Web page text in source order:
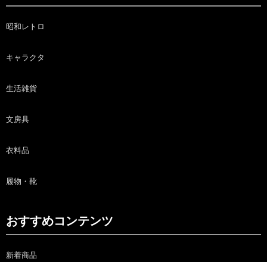
昭和レトロ
キャラクタ
生活雑貨
文房具
衣料品
履物・靴
おすすめコンテンツ
新着商品